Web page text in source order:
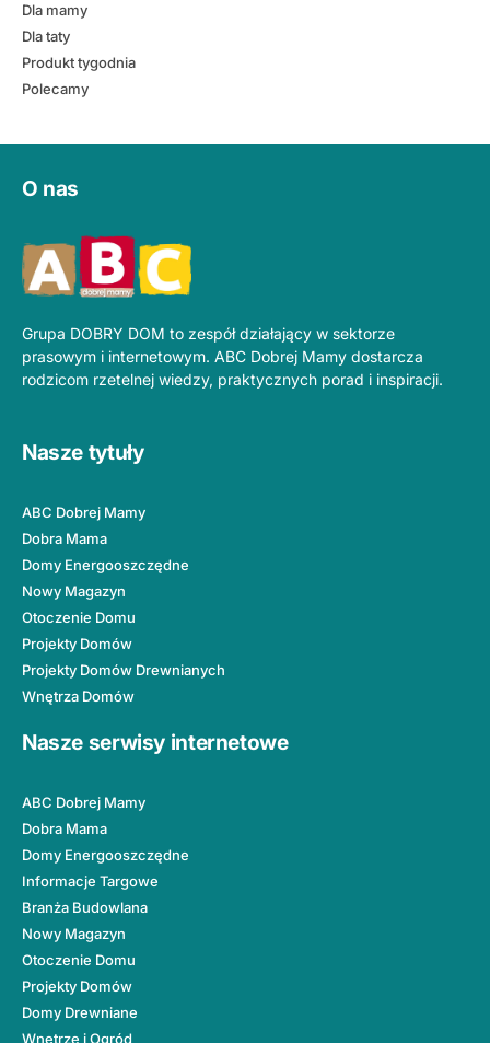
Dla mamy
Dla taty
Produkt tygodnia
Polecamy
O nas
Grupa DOBRY DOM to zespół działający w sektorze
prasowym i internetowym. ABC Dobrej Mamy dostarcza
rodzicom rzetelnej wiedzy, praktycznych porad i inspiracji.
Nasze tytuły
ABC Dobrej Mamy
Dobra Mama
Domy Energooszczędne
Nowy Magazyn
Otoczenie Domu
Projekty Domów
Projekty Domów Drewnianych
Wnętrza Domów
Nasze serwisy internetowe
ABC Dobrej Mamy
Dobra Mama
Domy Energooszczędne
Informacje Targowe
Branża Budowlana
Nowy Magazyn
Otoczenie Domu
Projekty Domów
Domy Drewniane
Wnętrze i Ogród